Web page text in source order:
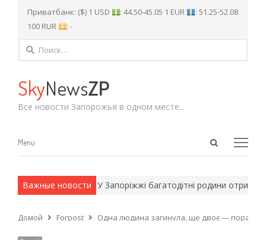
Приватбанк: ($) 1 USD : 44.50-45.05 1 EUR
: 51.25-52.08
100 RUR
: -
Найти:
SkyNewsZP
Все новости Запорожья в одном месте...
Open
Menu
Menu
Важные новости
методы. У Запоріжжі багатодітні родини
Домой Forpost Одна людина загинула, ще двоє —